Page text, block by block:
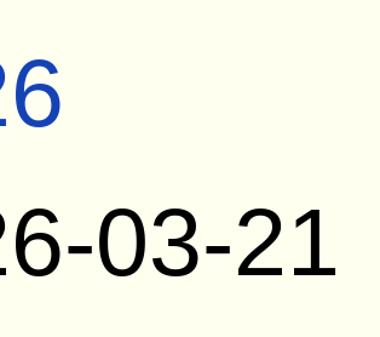
03-21